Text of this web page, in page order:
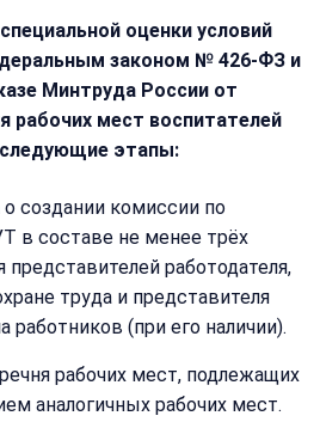
оценки условий
законом № 426-ФЗ и
Минтруда России от
рабочих мест воспитателей
этапы:
создании комиссии по
в составе не менее трёх
представителей работодателя,
труда и представителя
работников (при его наличии).
рабочих мест, подлежащих
аналогичных рабочих мест.